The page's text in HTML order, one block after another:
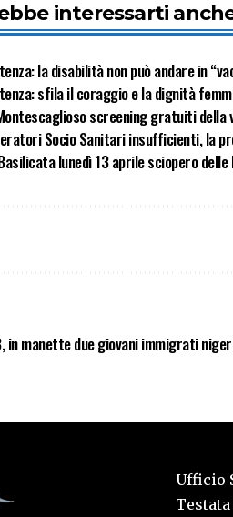
interessarti
la disabilità non può andare in
sfila il coraggio e la dignità
screening gratuiti
Socio Sanitari insufficienti, la
lunedì 13 aprile sciopero delle
in manette due giovani immigrati
Ufficio